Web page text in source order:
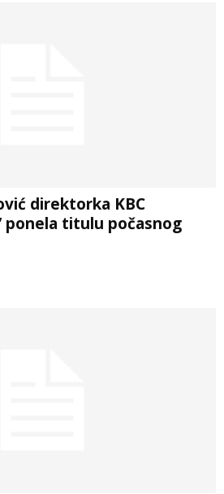
direktorka KBC
ponela titulu počasnog